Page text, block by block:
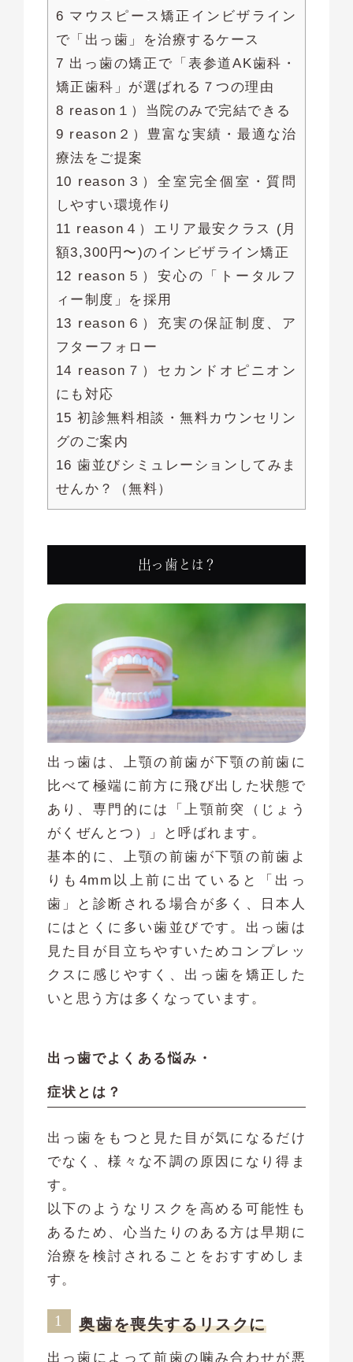
6 マウスピース矯正インビザライン
で「出っ歯」を治療するケース
7 出っ歯の矯正で「表参道AK歯科・
矯正歯科」が選ばれる７つの理由
8 reason１）当院のみで完結できる
9 reason２）豊富な実績・最適な治
療法をご提案
10 reason３）全室完全個室・質問
しやすい環境作り
11 reason４）エリア最安クラス (月
額3,300円〜)のインビザライン矯正
12 reason５）安心の「トータルフ
ィー制度」を採用
13 reason６）充実の保証制度、ア
フターフォロー
14 reason７）セカンドオピニオン
にも対応
15 初診無料相談・無料カウンセリン
グのご案内
16 歯並びシミュレーションしてみま
せんか？（無料）
出っ歯とは？
出っ歯は、上顎の前歯が下顎の前歯に
比べて極端に前方に飛び出した状態で
あり、専門的には「上顎前突（じょう
がくぜんとつ）」と呼ばれます。
基本的に、上顎の前歯が下顎の前歯よ
りも4mm以上前に出ていると「出っ
歯」と診断される場合が多く、日本人
にはとくに多い歯並びです。出っ歯は
見た目が目立ちやすいためコンプレッ
クスに感じやすく、出っ歯を矯正した
いと思う方は多くなっています。
出っ歯でよくある悩み・
症状とは？
出っ歯をもつと見た目が気になるだけ
でなく、様々な不調の原因になり得ま
す。
以下のようなリスクを高める可能性も
あるため、心当たりのある方は早期に
治療を検討されることをおすすめしま
す。
奥歯を喪失するリスクに
出っ歯によって前歯の噛み合わせが悪